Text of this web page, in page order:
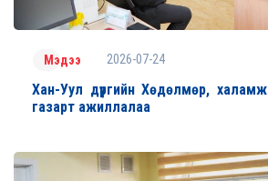
Мэдээ 2026-07-24
Хан-Уул дүүргийн Хөдөлмөр,
газарт ажиллалаа